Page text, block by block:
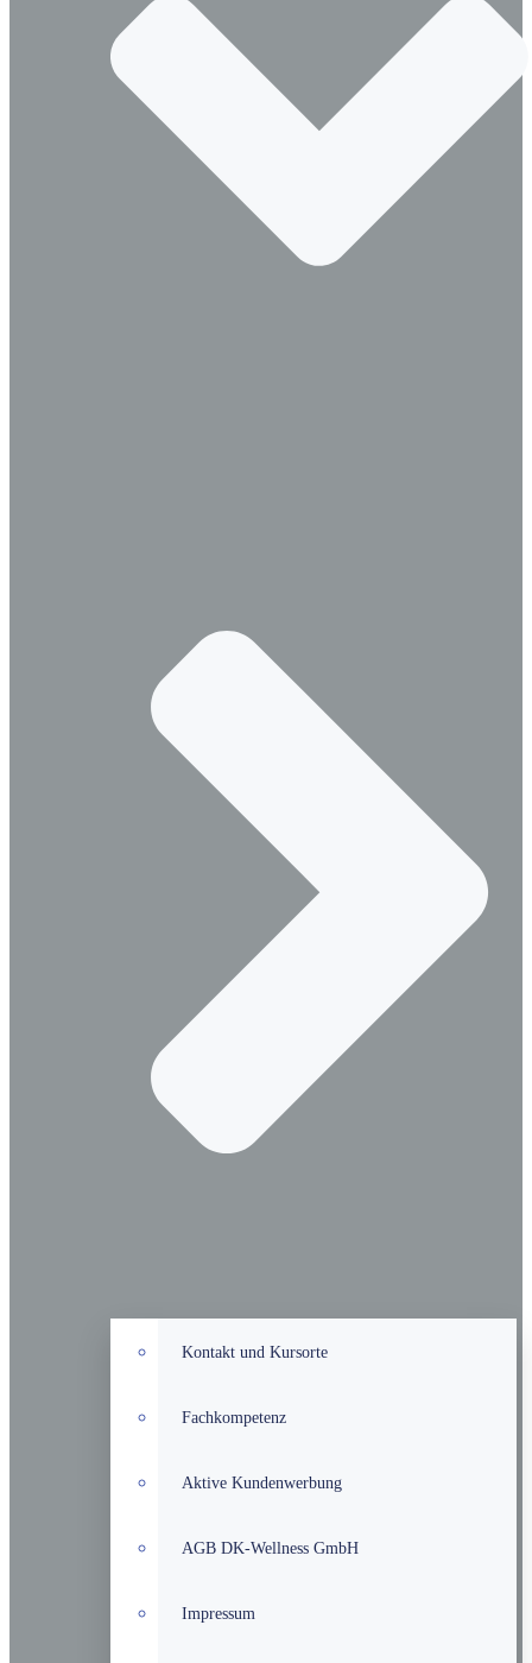
Kontakt und Kursorte
Fachkompetenz
Aktive Kundenwerbung
AGB DK-Wellness GmbH
Impressum